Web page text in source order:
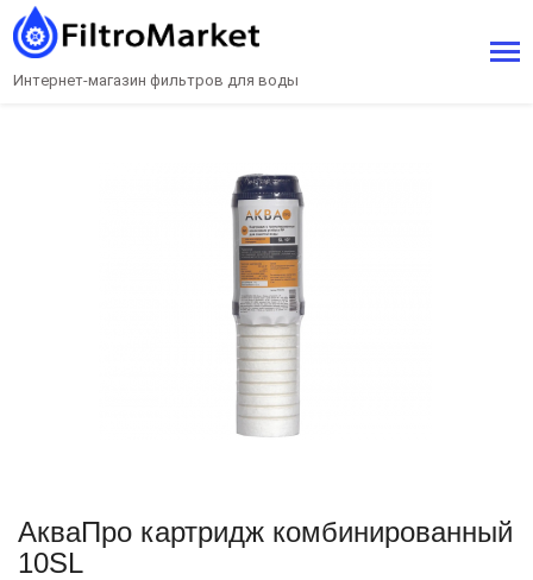
Интернет-магазин фильтров для воды
АкваПро картридж комбинированный
10SL